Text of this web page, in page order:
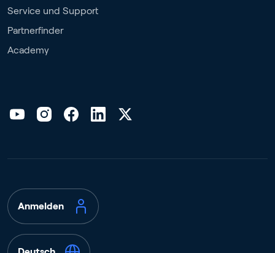
Service und Support
Partnerfinder
Academy
Anmelden